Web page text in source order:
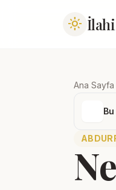
light_mode
Ana Sayfa